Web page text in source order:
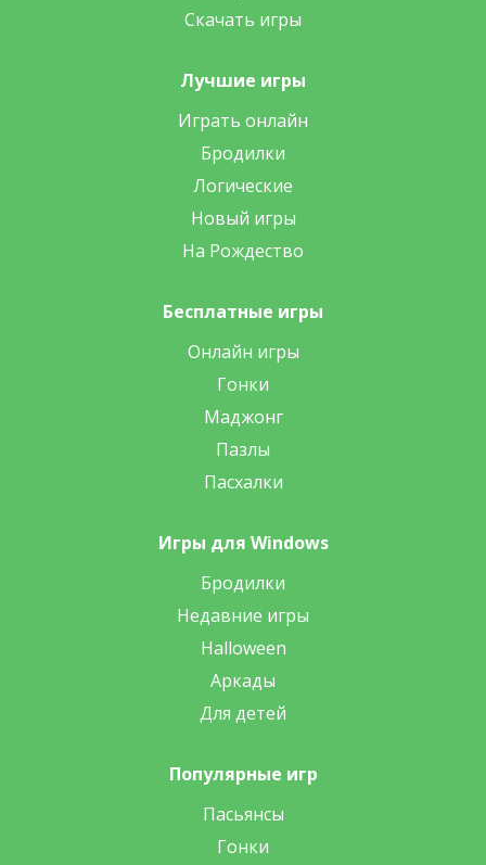
Скачать игры
Лучшие игры
Играть онлайн
Бродилки
Логические
Новый игры
На Рождество
Бесплатные игры
Онлайн игры
Гонки
Маджонг
Пазлы
Пасхалки
Игры для Windows
Бродилки
Недавние игры
Halloween
Аркады
Для детей
Популярные игр
Пасьянсы
Гонки